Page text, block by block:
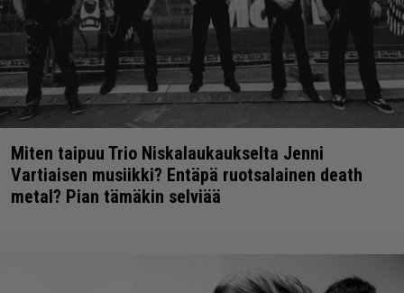
Miten taipuu Trio Niskalaukaukselta Jenni
Vartiaisen musiikki? Entäpä ruotsalainen death
metal? Pian tämäkin selviää